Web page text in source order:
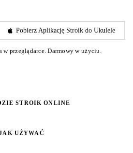
Pobierz Aplikację Stroik do Ukulele
w przeglądarce. Darmowy w użyciu.
STROIK ONLINE
UŻYWAĆ